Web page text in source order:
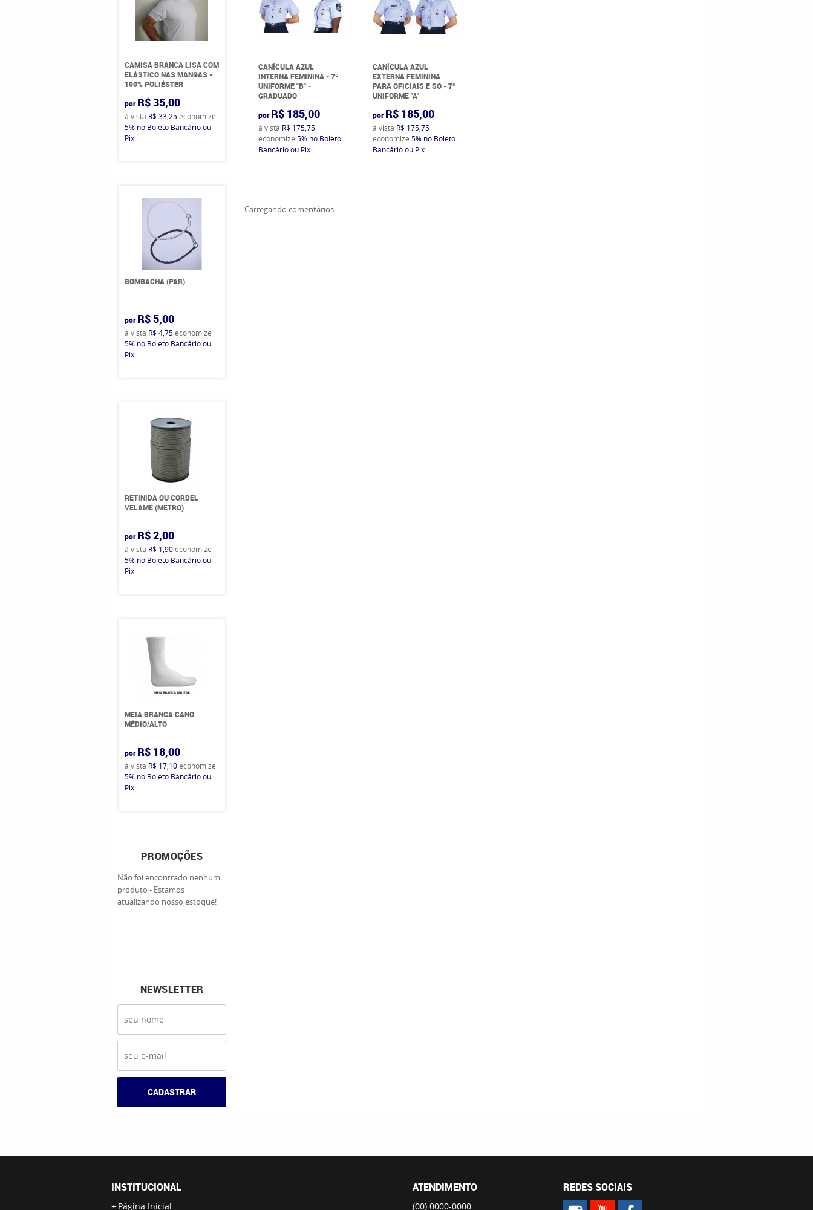
CAMISA BRANCA LISA COM
ELÁSTICO NAS MANGAS -
100% POLIÉSTER
por R$ 35,00
à vista R$ 33,25economize
5% no Boleto Bancário ou
Pix
BOMBACHA (PAR)
por R$ 5,00
à vista R$ 4,75economize
5% no Boleto Bancário ou
Pix
RETINIDA OU CORDEL
VELAME (METRO)
por R$ 2,00
à vista R$ 1,90economize
5% no Boleto Bancário ou
Pix
MEIA BRANCA CANO
MÉDIO/ALTO
por R$ 18,00
à vista R$ 17,10economize
5% no Boleto Bancário ou
Pix
PROMOÇÕES
Não foi encontrado nenhum
produto - Estamos
atualizando nosso estoque!
NEWSLETTER
CADASTRAR
CANÍCULA AZUL
INTERNA FEMININA - 7º
UNIFORME "B" -
GRADUADO
por R$ 185,00
à vista R$ 175,75
economize 5% no Boleto
Bancário ou Pix
CANÍCULA AZUL
EXTERNA FEMININA
PARA OFICIAIS E SO - 7º
UNIFORME "A"
por R$ 185,00
à vista R$ 175,75
economize 5% no Boleto
Bancário ou Pix
Carregando comentários ...
INSTITUCIONAL
Página Inicial
ATENDIMENTO
(00) 0000-0000
REDES SOCIAIS